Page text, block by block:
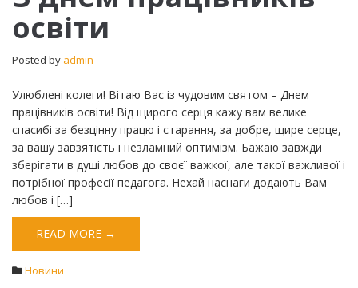
освіти
Posted by admin
Улюблені колеги! Вітаю Вас із чудовим святом – Днем
працівників освіти! Від щирого серця кажу вам велике
спасибі за безцінну працю і старання, за добре, щире серце,
за вашу завзятість і незламний оптимізм. Бажаю завжди
зберігати в душі любов до своєї важкої, але такої важливої і
потрібної професії педагога. Нехай наснаги додають Вам
любов і […]
READ MORE →
Новини